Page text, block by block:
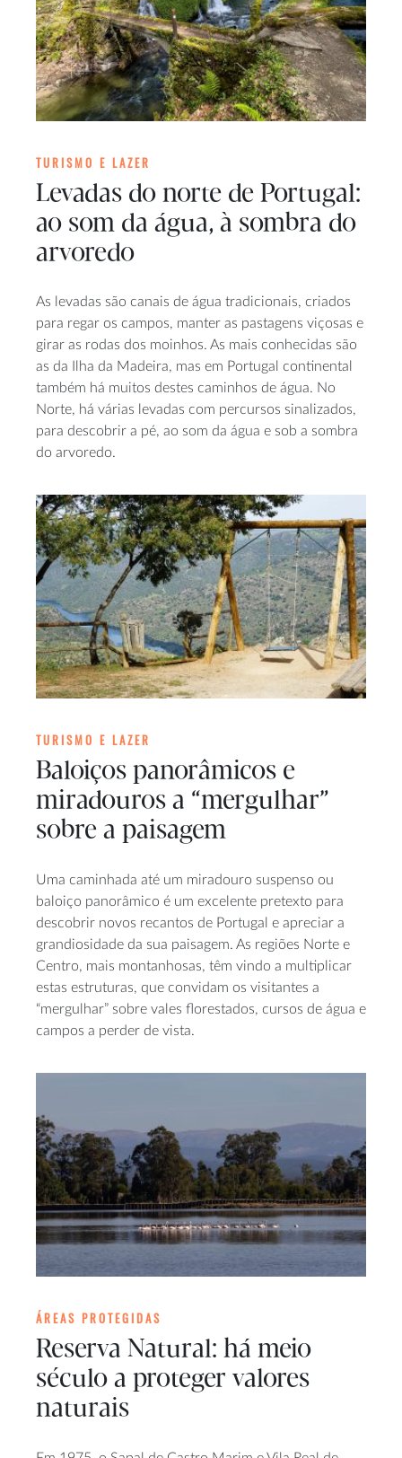
TURISMO E LAZER
Levadas do norte de Portugal:
ao som da água, à sombra do
arvoredo
As levadas são canais de água tradicionais, criados
para regar os campos, manter as pastagens viçosas e
girar as rodas dos moinhos. As mais conhecidas são
as da Ilha da Madeira, mas em Portugal continental
também há muitos destes caminhos de água. No
Norte, há várias levadas com percursos sinalizados,
para descobrir a pé, ao som da água e sob a sombra
do arvoredo.
TURISMO E LAZER
Baloiços panorâmicos e
miradouros a “mergulhar”
sobre a paisagem
Uma caminhada até um miradouro suspenso ou
baloiço panorâmico é um excelente pretexto para
descobrir novos recantos de Portugal e apreciar a
grandiosidade da sua paisagem. As regiões Norte e
Centro, mais montanhosas, têm vindo a multiplicar
estas estruturas, que convidam os visitantes a
“mergulhar” sobre vales florestados, cursos de água e
campos a perder de vista.
ÁREAS PROTEGIDAS
Reserva Natural: há meio
século a proteger valores
naturais